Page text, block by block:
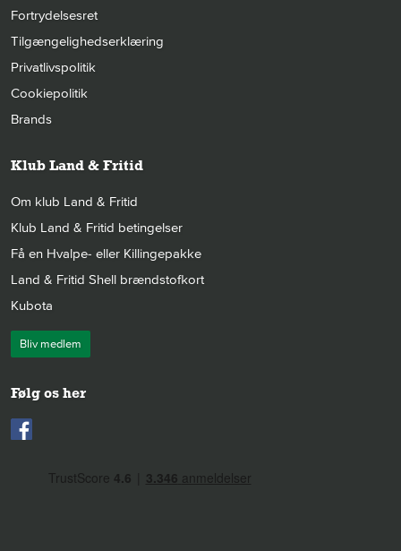
Fortrydelsesret
Tilgængelighedserklæring
Privatlivspolitik
Cookiepolitik
Brands
Klub Land & Fritid
Om klub Land & Fritid
Klub Land & Fritid betingelser
Få en Hvalpe- eller Killingepakke
Land & Fritid Shell brændstofkort
Kubota
Bliv medlem
Følg os her